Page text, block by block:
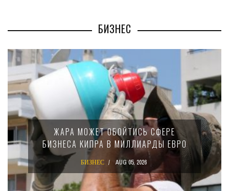
БИЗНЕС
ЖАРА МОЖЕТ ОБОЙТИСЬ СФЕРЕ
БИЗНЕСА КИПРА В МИЛЛИАРДЫ ЕВРО
БИЗНЕС AUG 05, 2026